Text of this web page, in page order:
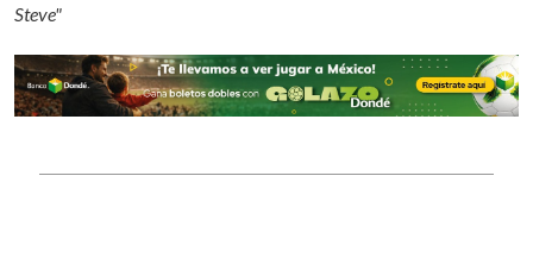
Steve"